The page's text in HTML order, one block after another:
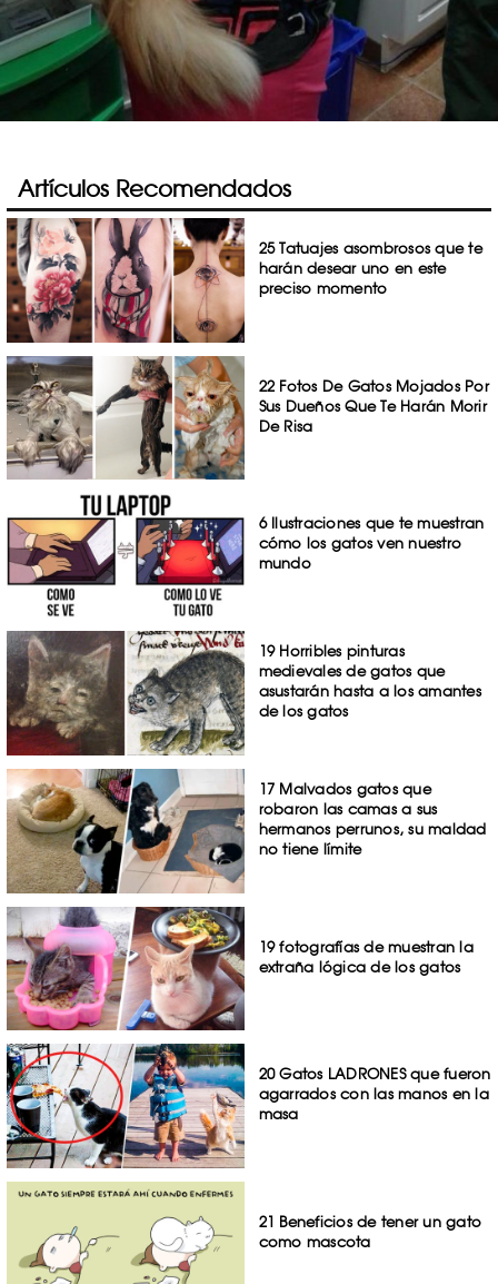
Artículos Recomendados
25 Tatuajes asombrosos que te
harán desear uno en este
preciso momento
22 Fotos De Gatos Mojados Por
Sus Dueños Que Te Harán Morir
De Risa
6 Ilustraciones que te muestran
cómo los gatos ven nuestro
mundo
19 Horribles pinturas
medievales de gatos que
asustarán hasta a los amantes
de los gatos
17 Malvados gatos que
robaron las camas a sus
hermanos perrunos, su maldad
no tiene límite
19 fotografías de muestran la
extraña lógica de los gatos
20 Gatos LADRONES que fueron
agarrados con las manos en la
masa
21 Beneficios de tener un gato
como mascota